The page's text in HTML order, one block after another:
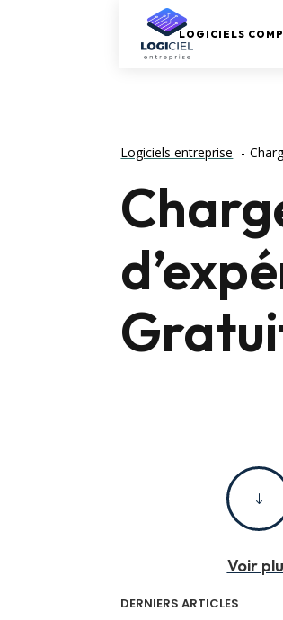
LOGICIELS
Logiciels entreprise
"
Voir
DERNIERS ARTICLES